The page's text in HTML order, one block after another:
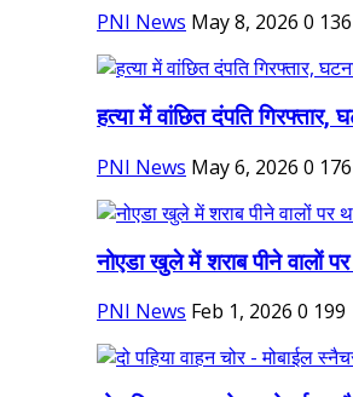
PNI News May 8, 2026 0 136
हत्या में वांछित दंपति गिरफ्तार,
PNI News May 6, 2026 0 176
नोएडा खुले में शराब पीने वालों
PNI News Feb 1, 2026 0 199